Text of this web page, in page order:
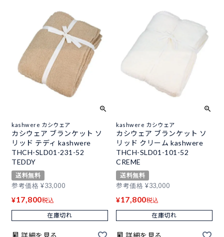
kashwere カシウェア
カシウェア ブランケット ソ
リッド テディ kashwere
THCH-SLD01-231-52
TEDDY
送料無料
参考価格 ¥33,000
¥17,800税込
在庫切れ
詳細を見る
kashwere カシウェア
カシウェア ブランケット ソ
リッド クリーム kashwere
THCH-SLD01-101-52
CREME
送料無料
参考価格 ¥33,000
¥17,800税込
在庫切れ
詳細を見る